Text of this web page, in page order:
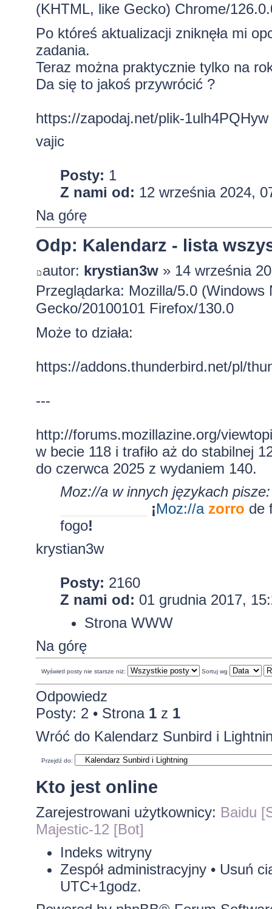
(KHTML, like Gecko) Chrome/
Po któreś aktualizacji zniknęła mi
zadania.
Teraz można praktycznie tylko na
Da się to jakoś przywrócić ?
https://zapodaj.net/plik-1ulh4PQHyw
vajic
Posty: 1
Z nami od: 12 września 2024,
Na górę
Odp: Kalendarz - lista
autor: krystian3w» 14 września
Przeglądarka: Mozilla/5.0
Gecko/20100101 Firefox/130.0
Może to działa:
https://addons.thunderbird.net/pl/
---
http://forums.mozillazine.org/
w becie 118 i trafiło aż do stabilnej
do czerwca 2025 z wydaniem 140.
Moz://a w innych językach pisze:
¡Moz://a zorro de
fogo!
krystian3w
Posty: 2160
Z nami od: 01 grudnia 2017,
Strona WWW
Na górę
Wyświetl posty nie starsze niż: Sortuj wg
Odpowiedz
Posty: 2 • Strona 1z 1
Wróć do Kalendarz Sunbird i
Przejdź do:
Kto jest online
Zarejestrowani użytkownicy: Baidu
Majestic-12 [Bot]
Indeks witryny
Zespół administracyjny• Usuń
UTC+1godz.